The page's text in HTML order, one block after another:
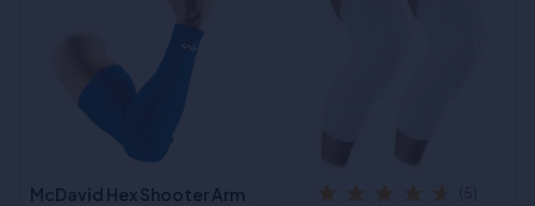
McDavid Hex Shooter Arm